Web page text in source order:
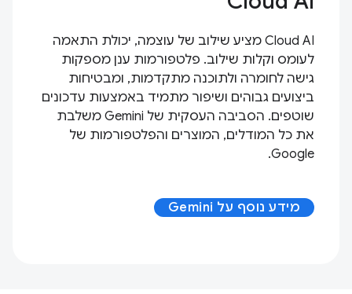
Cloud AI מציע שילוב של עוצמה, יכולת התאמה
לעומס וקלות שילוב. פלטפורמות ענן מספקות
גישה לחומרה ולתוכנה מתקדמות, ומבטיחות
ביצועים גבוהים ושיפור מתמיד באמצעות עדכונים
שוטפים. הסביבה העסקית של Gemini משלבת
את כל המודלים, המוצרים והפלטפורמות של
Google.
מידע נוסף על Gemini